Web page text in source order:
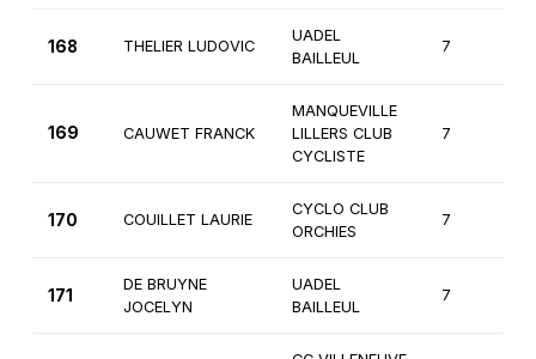
168 THELIER LUDOVIC
UADEL
BAILLEUL
7
169 CAUWET FRANCK
MANQUEVILLE
LILLERS CLUB
CYCLISTE
7
170 COUILLET LAURIE
CYCLO CLUB
ORCHIES
7
171
DE BRUYNE
JOCELYN
UADEL
BAILLEUL
7